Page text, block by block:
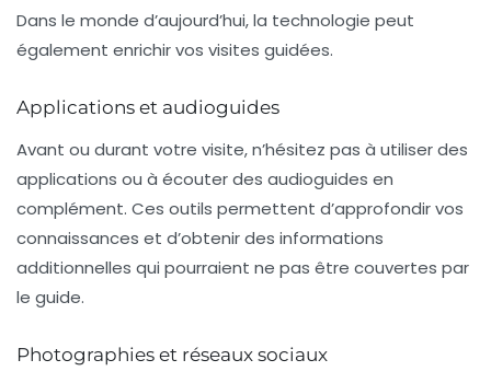
Dans le monde d’aujourd’hui, la technologie peut
également enrichir vos visites guidées.
Applications et audioguides
Avant ou durant votre visite, n’hésitez pas à utiliser des
applications ou à écouter des audioguides en
complément. Ces outils permettent d’approfondir vos
connaissances et d’obtenir des informations
additionnelles qui pourraient ne pas être couvertes par
le guide.
Photographies et réseaux sociaux